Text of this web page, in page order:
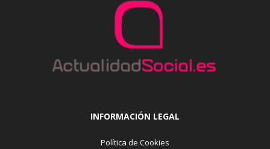
INFORMACIÓN LEGAL
Política de Cookies